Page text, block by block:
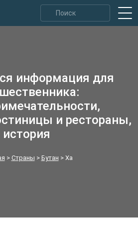
информация для
и рестораны,
история
> Страны > Бутан > Ха